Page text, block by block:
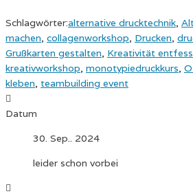
Schlagwörter:alternative drucktechnik,
machen, collagenworkshop, Drucken,
Grußkarten gestalten, Kreativität
kreativworkshop, monotypiedruckkurs,
kleben, teambuilding event
Datum
30. Sep.. 2024
leider schon vorbei